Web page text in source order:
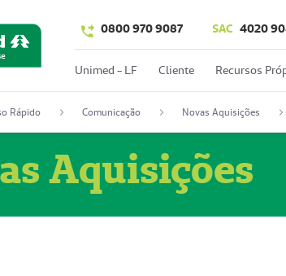
0800 970 9087 SAC 4020
Unimed - LF Cliente Recursos
Rápido Comunicação Novas Aquisições
Aquisições